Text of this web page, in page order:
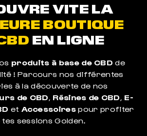
VITE LA
BOUTIQUE
EN LIGNE
produits à base de CBD de
! Parcours nos différentes
à la découverte de nos
de CBD, Résines de CBD, E-
et Accessoires pour profiter
tes sessions Golden.